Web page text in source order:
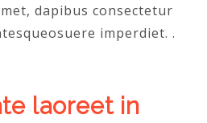
dapibus consectetur
imperdiet. .
laoreet in